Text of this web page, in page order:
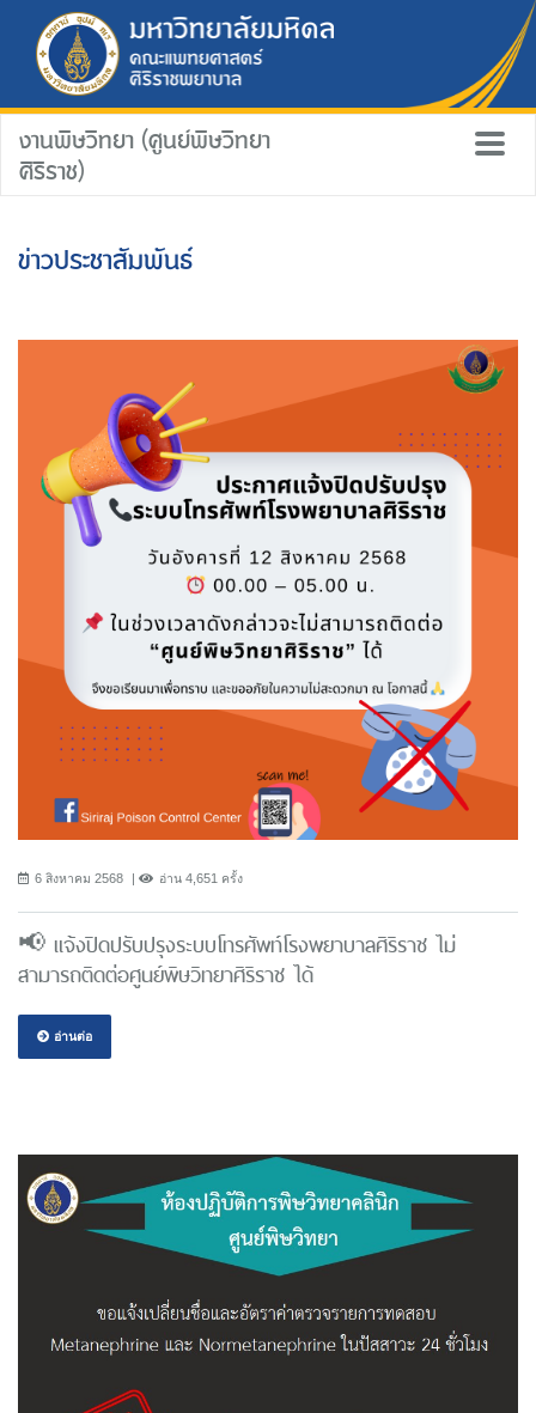
งานพิษวิทยา (ศูนย์พิษวิทยา
ศิริราช)
ข่าวประชาสัมพันธ์
6 สิงหาคม 2568 อ่าน 4,651 ครั้ง
📢 แจ้งปิดปรับปรุงระบบโทรศัพท์โรงพยาบาลศิริราช ไม่
สามารถติดต่อศูนย์พิษวิทยาศิริราช ได้
อ่านต่อ